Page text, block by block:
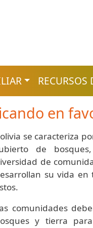
en
se caracteriza
de
de
su vida en
comunidades
y tierra